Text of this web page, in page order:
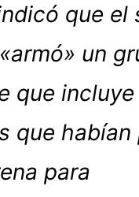
que el
un
que
que habían
para